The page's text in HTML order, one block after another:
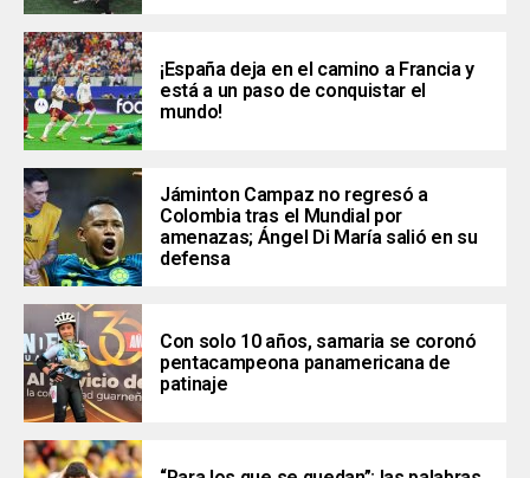
¡España deja en el camino a Francia y
está a un paso de conquistar el
mundo!
Jáminton Campaz no regresó a
Colombia tras el Mundial por
amenazas; Ángel Di María salió en su
defensa
Con solo 10 años, samaria se coronó
pentacampeona panamericana de
patinaje